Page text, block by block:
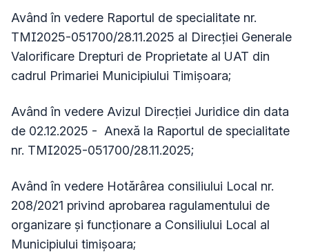
Având în vedere Raportul de specialitate nr.
TMI2025-051700/28.11.2025 al Direcției Generale
Valorificare Drepturi de Proprietate al UAT din
cadrul Primariei Municipiului Timişoara;
Având în vedere Avizul Direcției Juridice din data
de 02.12.2025 - Anexă la Raportul de specialitate
nr. TMI2025-051700/28.11.2025;
Având în vedere Hotărârea consiliului Local nr.
208/2021 privind aprobarea ragulamentului de
organizare și funcționare a Consiliului Local al
Municipiului timișoara;